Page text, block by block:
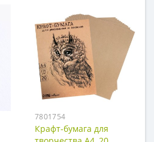
7801754
Крафт-бумага для